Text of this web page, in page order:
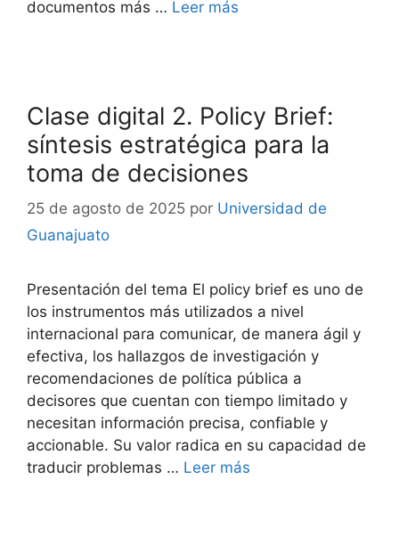
documentos más … Leer más
Clase digital 2. Policy Brief:
síntesis estratégica para la
toma de decisiones
25 de agosto de 2025 por Universidad de
Guanajuato
Presentación del tema El policy brief es uno de
los instrumentos más utilizados a nivel
internacional para comunicar, de manera ágil y
efectiva, los hallazgos de investigación y
recomendaciones de política pública a
decisores que cuentan con tiempo limitado y
necesitan información precisa, confiable y
accionable. Su valor radica en su capacidad de
traducir problemas … Leer más